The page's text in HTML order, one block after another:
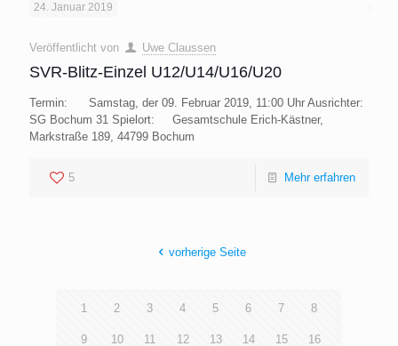
24. Januar 2019
Veröffentlicht von Uwe Claussen
SVR-Blitz-Einzel U12/U14/U16/U20
Termin: Samstag, der 09. Februar 2019, 11:00 Uhr Ausrichter:
SG Bochum 31 Spielort: Gesamtschule Erich-Kästner,
Markstraße 189, 44799 Bochum
5 Mehr erfahren
vorherige Seite
1 2 3 4 5 6 7 8
9 10 11 12 13 14 15 16